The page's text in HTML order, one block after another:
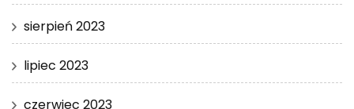
sierpień 2023
lipiec 2023
czerwiec 2023